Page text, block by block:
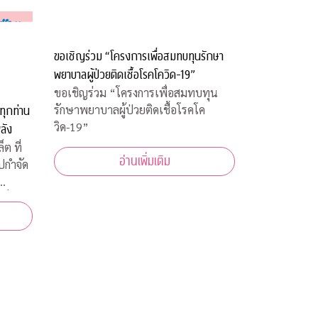
กท่าน
ง
ต ที่
ำจัด
ง
ขอเชิญร่วม “โครงการเพื่อสมทบทุนรักษา
พยาบาลผู้ป่วยติดเชื้อโรคโควิด-19”
ขอเชิญร่วม “โครงการเพื่อสมทบทุน
รักษาพยาบาลผู้ป่วยติดเชื้อโรคโค
วิด-19”
อ่านเพิ่มเติม